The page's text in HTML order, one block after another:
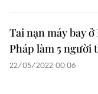
Tai nạn máy bay
Pháp làm 5 người
22/05/2022 00:06